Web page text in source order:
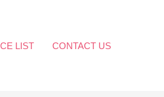
LIST CONTACT US